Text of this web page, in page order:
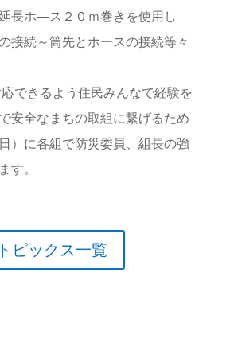
ホ―ス２０ｍ巻きを使用し
～筒先とホースの接続等々
できるよう住民みんなで経験を
安全なまちの取組に繋げるため
）に各組で防災委員、組長の強
す。
トピックス一覧